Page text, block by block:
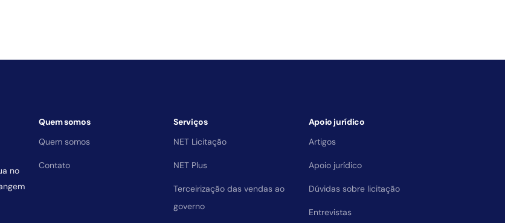
no
Quem somos
Quem somos
Contato
Serviços
NET Licitação
NET Plus
Terceirização das vendas ao
governo
Apoio jurídico
Artigos
Apoio jurídico
Dúvidas sobre licitação
Entrevistas